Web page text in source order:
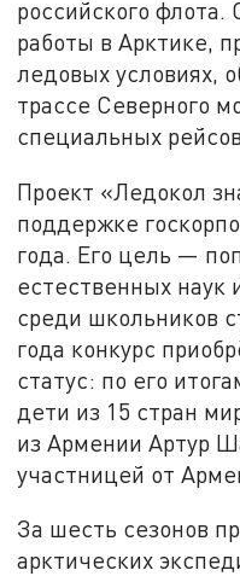
российского флота.
работы в Арктике,
ледовых условиях,
трассе Северного
специальных
Проект «Ледокол
поддержке
года. Его цель —
естественных наук
среди школьников
года конкурс
статус: по его
дети из 15 стран
из Армении Артур
участницей от
За шесть сезонов
арктических